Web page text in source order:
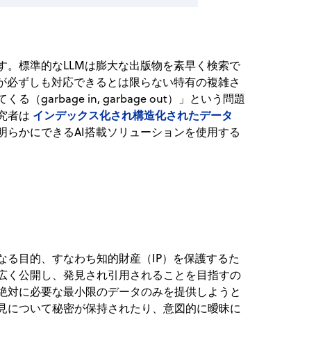
標準的なLLMは膨大な出版物を素早く検索で
ずしも対応できるとは限らない特有の複雑さ
くる（garbage in, garbage out）」という問題
者は インデックス化され構造化されたデータ
かにできるAI搭載ソリューションを使用する
目的、すなわち知的財産（IP）を保護するた
公開し、発見され引用されることを目指すの
に必要な最小限のデータのみを提供しようと
について秘密が保持されたり、意図的に曖昧に